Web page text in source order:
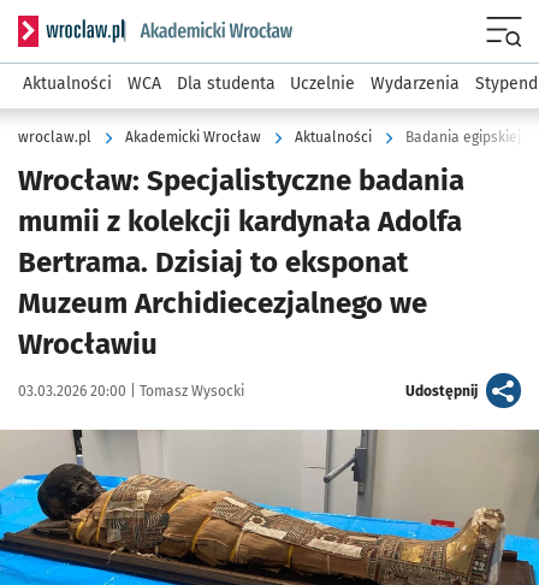
Serwis informacyjny wroclaw.pl podserwis: Akademicki
Aktualności WCA Dla studenta Uczelnie Wydarzenia
wroclaw.pl Akademicki Wrocław Aktualności Badania egipskiej
Wrocław: Specjalistyczne badania
mumii z kolekcji kardynała Adolfa
Bertrama. Dzisiaj to eksponat
Muzeum Archidiecezjalnego we
Wrocławiu
Data publikacji:
03.03.2026 20:00 | Autor:
Tomasz Wysocki Udostępnijartykuł
Kliknij, aby powiększyć